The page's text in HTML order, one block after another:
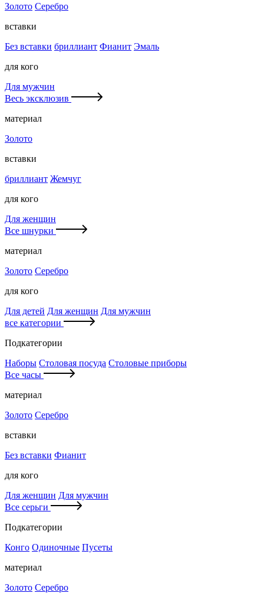
Золото Серебро
вставки
Без вставки бриллиант Фианит Эмаль
для кого
Для мужчин
Весь эксклюзив
материал
Золото
вставки
бриллиант Жемчуг
для кого
Для женщин
Все шнурки
материал
Золото Серебро
для кого
Для детей Для женщин Для мужчин
все категории
Подкатегории
Наборы Столовая посуда Столовые приборы
Все часы
материал
Золото Серебро
вставки
Без вставки Фианит
для кого
Для женщин Для мужчин
Все серьги
Подкатегории
Конго Одиночные Пусеты
материал
Золото Серебро